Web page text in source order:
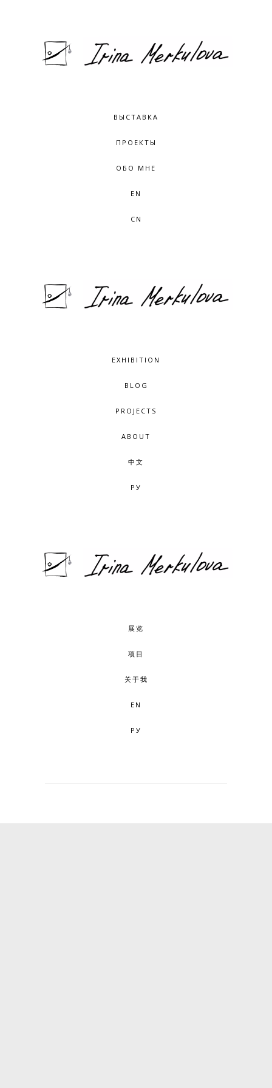
ВЫСТАВКА
ПРОЕКТЫ
ОБО МНЕ
EN
CN
EXHIBITION
BLOG
PROJECTS
ABOUT
中文
РУ
展览
项目
关于我
EN
РУ